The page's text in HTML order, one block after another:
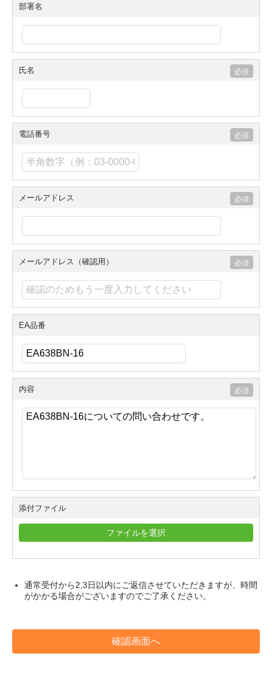
部署名
氏名
電話番号
メールアドレス
メールアドレス（確認用）
EA品番
内容
添付ファイル
ファイルを選択
通常受付から2,3日以内にご返信させていただきますが、時間
がかかる場合がございますのでご了承ください。
確認画面へ